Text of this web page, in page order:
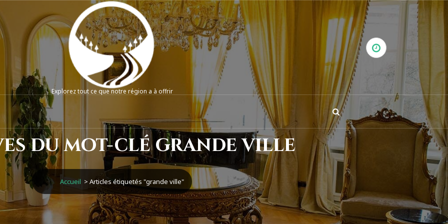
Explorez tout ce que notre région a à offrir
du mot-clé grande ville
Accueil > Articles étiquetés "grande ville"